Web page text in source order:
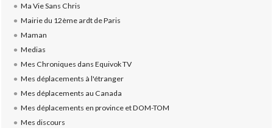
Ma Vie Sans Chris
Mairie du 12ème ardt de Paris
Maman
Medias
Mes Chroniques dans Equivok TV
Mes déplacements à l'étranger
Mes déplacements au Canada
Mes déplacements en province et DOM-TOM
Mes discours